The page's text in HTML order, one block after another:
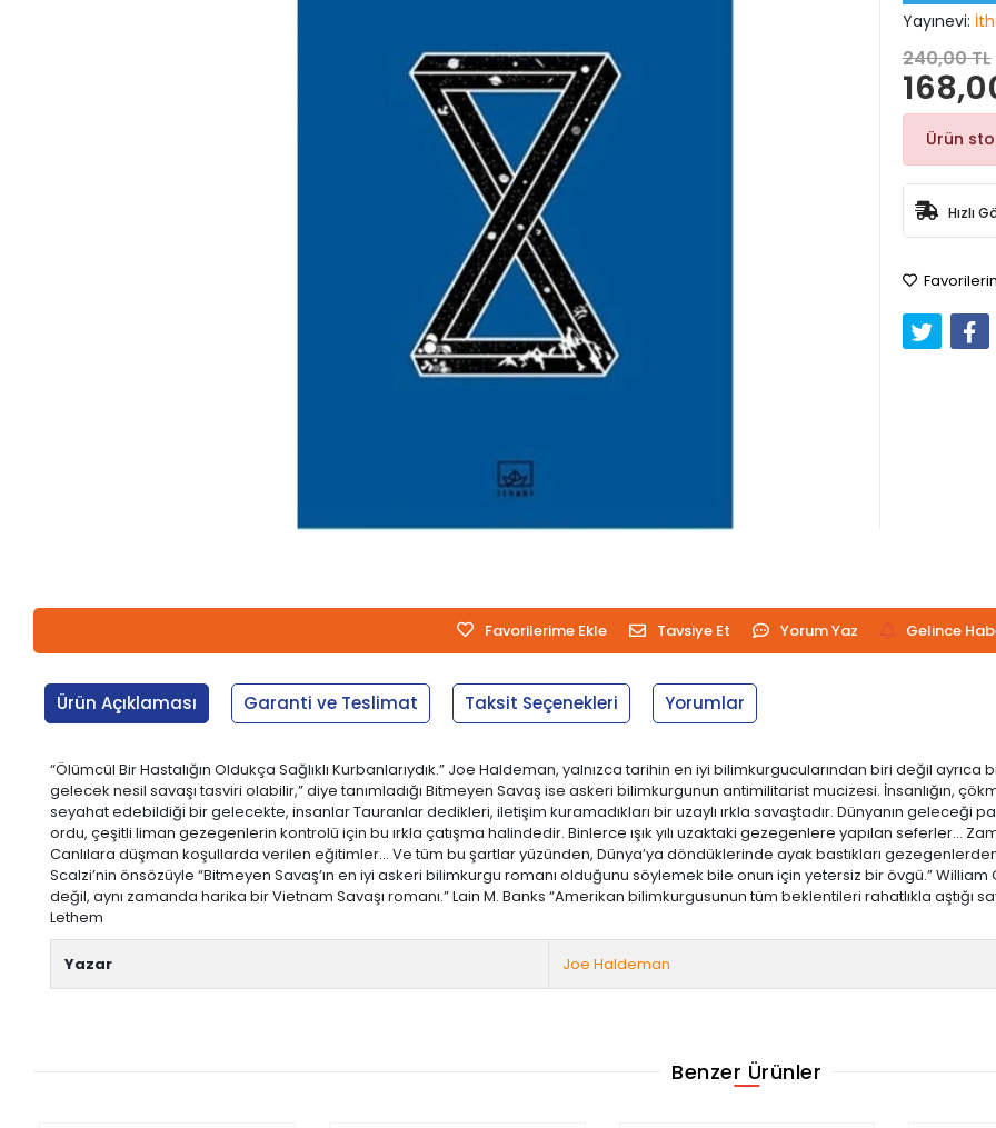
Yayınevi:
240,00 TL
Ürün
Hızlı
Favorilerime Ekle Tavsiye Et Yorum Yaz Gelince
Ürün Açıklaması Garanti ve Teslimat Taksit Seçenekleri Yorumlar
“Ölümcül Bir Hastalığın Oldukça Sağlıklı Kurbanlarıydık.” Joe Haldeman, yalnızca tarihin en iyi bilimkurgucularından biri değil ayrıca
gelecek nesil savaşı tasviri olabilir,” diye tanımladığı Bitmeyen Savaş ise askeri bilimkurgunun antimilitarist mucizesi. İnsanlığın,
seyahat edebildiği bir gelecekte, insanlar Tauranlar dedikleri, iletişim kuramadıkları bir uzaylı ırkla savaştadır. Dünyanın geleceği
ordu, çeşitli liman gezegenlerin kontrolü için bu ırkla çatışma halindedir. Binlerce ışık yılı uzaktaki gezegenlere yapılan seferler...
Canlılara düşman koşullarda verilen eğitimler... Ve tüm bu şartlar yüzünden, Dünya’ya döndüklerinde ayak bastıkları
Scalzi’nin önsözüyle “Bitmeyen Savaş’ın en iyi askeri bilimkurgu romanı olduğunu söylemek bile onun için yetersiz bir övgü.”
değil, aynı zamanda harika bir Vietnam Savaşı romanı.” Lain M. Banks “Amerikan bilimkurgusunun tüm beklentileri rahatlıkla aştığı
Lethem
Yazar Joe Haldeman
Benzer Ürünler